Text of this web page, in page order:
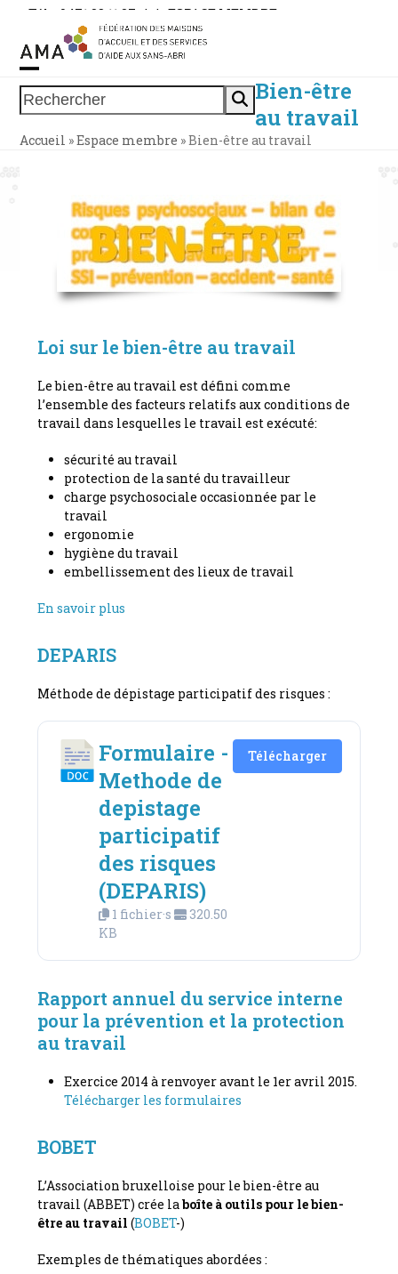
Skip
content
Tél. : 0471 38 11 37 | | ESPACE MEMBRE
Rechercher
Open
mobile
menu
Close
mobile
menu
Bien-être
au travail
Accueil »Espace membre »Bien-être au travail
Loi sur le bien-être au travail
Le bien-être au travail est défini comme
l’ensemble des facteurs relatifs aux conditions de
travail dans lesquelles le travail est exécuté:
sécurité au travail
protection de la santé du travailleur
charge psychosociale occasionnée par le
travail
ergonomie
hygiène du travail
embellissement des lieux de travail
En savoir plus
DEPARIS
Méthode de dépistage participatif des risques :
Formulaire -
Methode de
depistage
participatif
des risques
(DEPARIS)
1 fichier·s
320.50
KB
Télécharger
Rapport annuel du service interne
pour la prévention et la protection
au travail
Exercice 2014 à renvoyer avant le 1er avril 2015.
Télécharger les formulaires
BOBET
L’Association bruxelloise pour le bien-être au
travail (ABBET) crée laboîte à outils pour le bien-
être au travail (BOBET-)
Exemples de thématiques abordées :